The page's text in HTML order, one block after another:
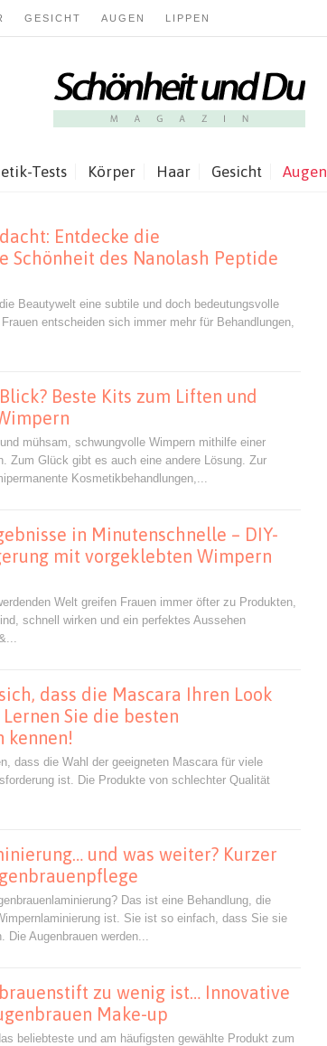
GESICHT AUGEN LIPPEN
Tests Körper Haar Gesicht Augen
Entdecke die
Schönheit des Nanolash Peptide
Beautywelt eine subtile und doch bedeutungsvolle
entscheiden sich immer mehr für Behandlungen,
Beste Kits zum Liften und
mühsam, schwungvolle Wimpern mithilfe einer
Zum Glück gibt es auch eine andere Lösung. Zur
Kosmetikbehandlungen,...
in Minutenschnelle – DIY-
mit vorgeklebten Wimpern
Welt greifen Frauen immer öfter zu Produkten,
schnell wirken und ein perfektes Aussehen
dass die Mascara Ihren Look
Sie die besten
kennen!
dass die Wahl der geeigneten Mascara für viele
ist. Die Produkte von schlechter Qualität
und was weiter? Kurzer
Das ist eine Behandlung, die
ist. Sie ist so einfach, dass Sie sie
Die Augenbrauen werden...
zu wenig ist… Innovative
Make-up
beliebteste und am häufigsten gewählte Produkt zum